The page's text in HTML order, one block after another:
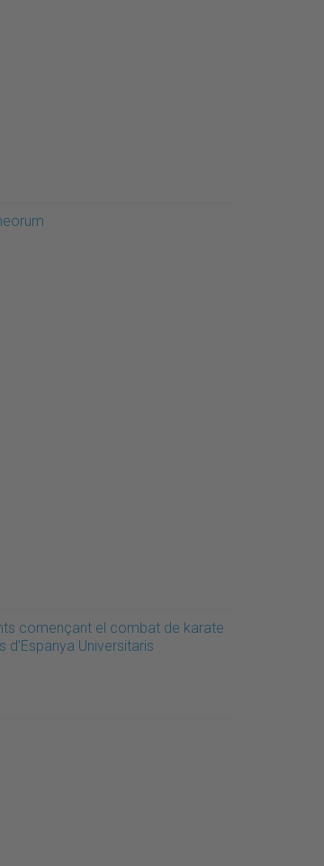
començant el combat de karate
d'Espanya Universitaris